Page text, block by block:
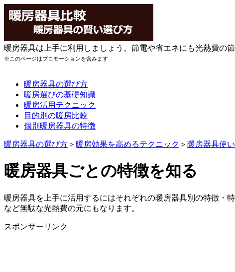
暖房器具は上手に利用しましょう。節電や省エネにも光熱費の
※このページはプロモーションを含みます
暖房器具の選び方
暖房選びの基礎知識
暖房活用テクニック
目的別の暖房比較
個別暖房器具の特徴
暖房器具の選び方 ＞ 暖房効果を高めるテクニック ＞ 暖房器具使
暖房器具ごとの特徴を知る
暖房器具を上手に活用するにはそれぞれの暖房器具別の特徴・
など無駄な光熱費の元にもなります。
スポンサーリンク